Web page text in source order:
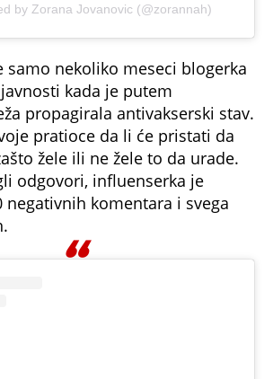
by Zorana Jovanovic (@zorannah)
samo nekoliko meseci blogerka
kada je putem
propagirala antivakserski stav.
pratioce da li će pristati da
žele ili ne žele to da urade.
odgovori, influenserka je
negativnih komentara i svega